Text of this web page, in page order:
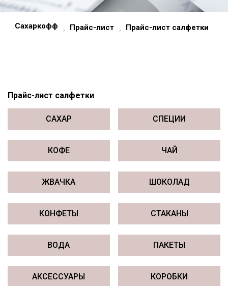
Сахаркофф Прайс-лист Прайс-лист салфетки
Прайс-лист салфетки
САХАР СПЕЦИИ
КОФЕ ЧАЙ
ЖВАЧКА ШОКОЛАД
КОНФЕТЫ СТАКАНЫ
ВОДА ПАКЕТЫ
АКСЕССУАРЫ КОРОБКИ